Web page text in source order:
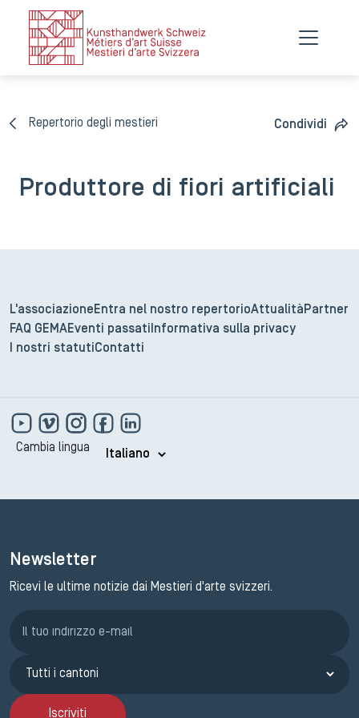
Repertorio degli mestieri Condividi
Produttore di fiori artificiali
L'associazione Entra nel nostro repertorioAttualità Partner
FAQ GEMAEventi passati
Informativa sulla privacy
I nostri statuti Contatti
Cambia lingua
Newsletter
Ricevi le ultime notizie dai Mestieri d'arte svizzeri.
Iscriviti